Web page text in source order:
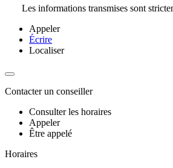
Les informations transmises sont
Appeler
Écrire
Localiser
Contacter un conseiller
Consulter les horaires
Appeler
Être appelé
Horaires